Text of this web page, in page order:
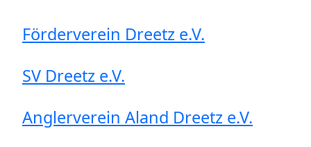
Förderverein Dreetz e.V.
SV Dreetz e.V.
Anglerverein Aland Dreetz e.V.